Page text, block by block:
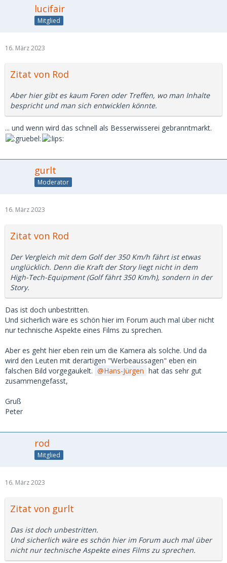
lucifair
Mitglied
16. März 2023
Zitat von Rod
Aber hier gibt es kaum Foren oder Treffen, wo man Inhalte
bespricht und man sich entwicklen könnte.
... und wenn wird das schnell als Besserwisserei gebranntmarkt.
gurlt
Moderator
16. März 2023
Zitat von Rod
Der Vergleich mit dem Golf der 350 Km/h fährt ist etwas
unglücklich. Denn die Kraft der Story liegt nicht in dem
High-Tech-Equipment (Golf fährt 350 Km/h), sondern in der
Story.
Das ist doch unbestritten.
Und sicherlich wäre es schön hier im Forum auch mal über nicht
nur technische Aspekte eines Films zu sprechen.
Aber es geht hier eben rein um die Kamera als solche. Und da
wird den Leuten mit derartigen "Werbeaussagen" eben ein
falschen Bild vorgegaukelt.
Hans-Jürgen hat das sehr gut
zusammengefasst,
Gruß
Peter
rod
Mitglied
16. März 2023
Zitat von gurlt
Das ist doch unbestritten.
Und sicherlich wäre es schön hier im Forum auch mal über
nicht nur technische Aspekte eines Films zu sprechen.